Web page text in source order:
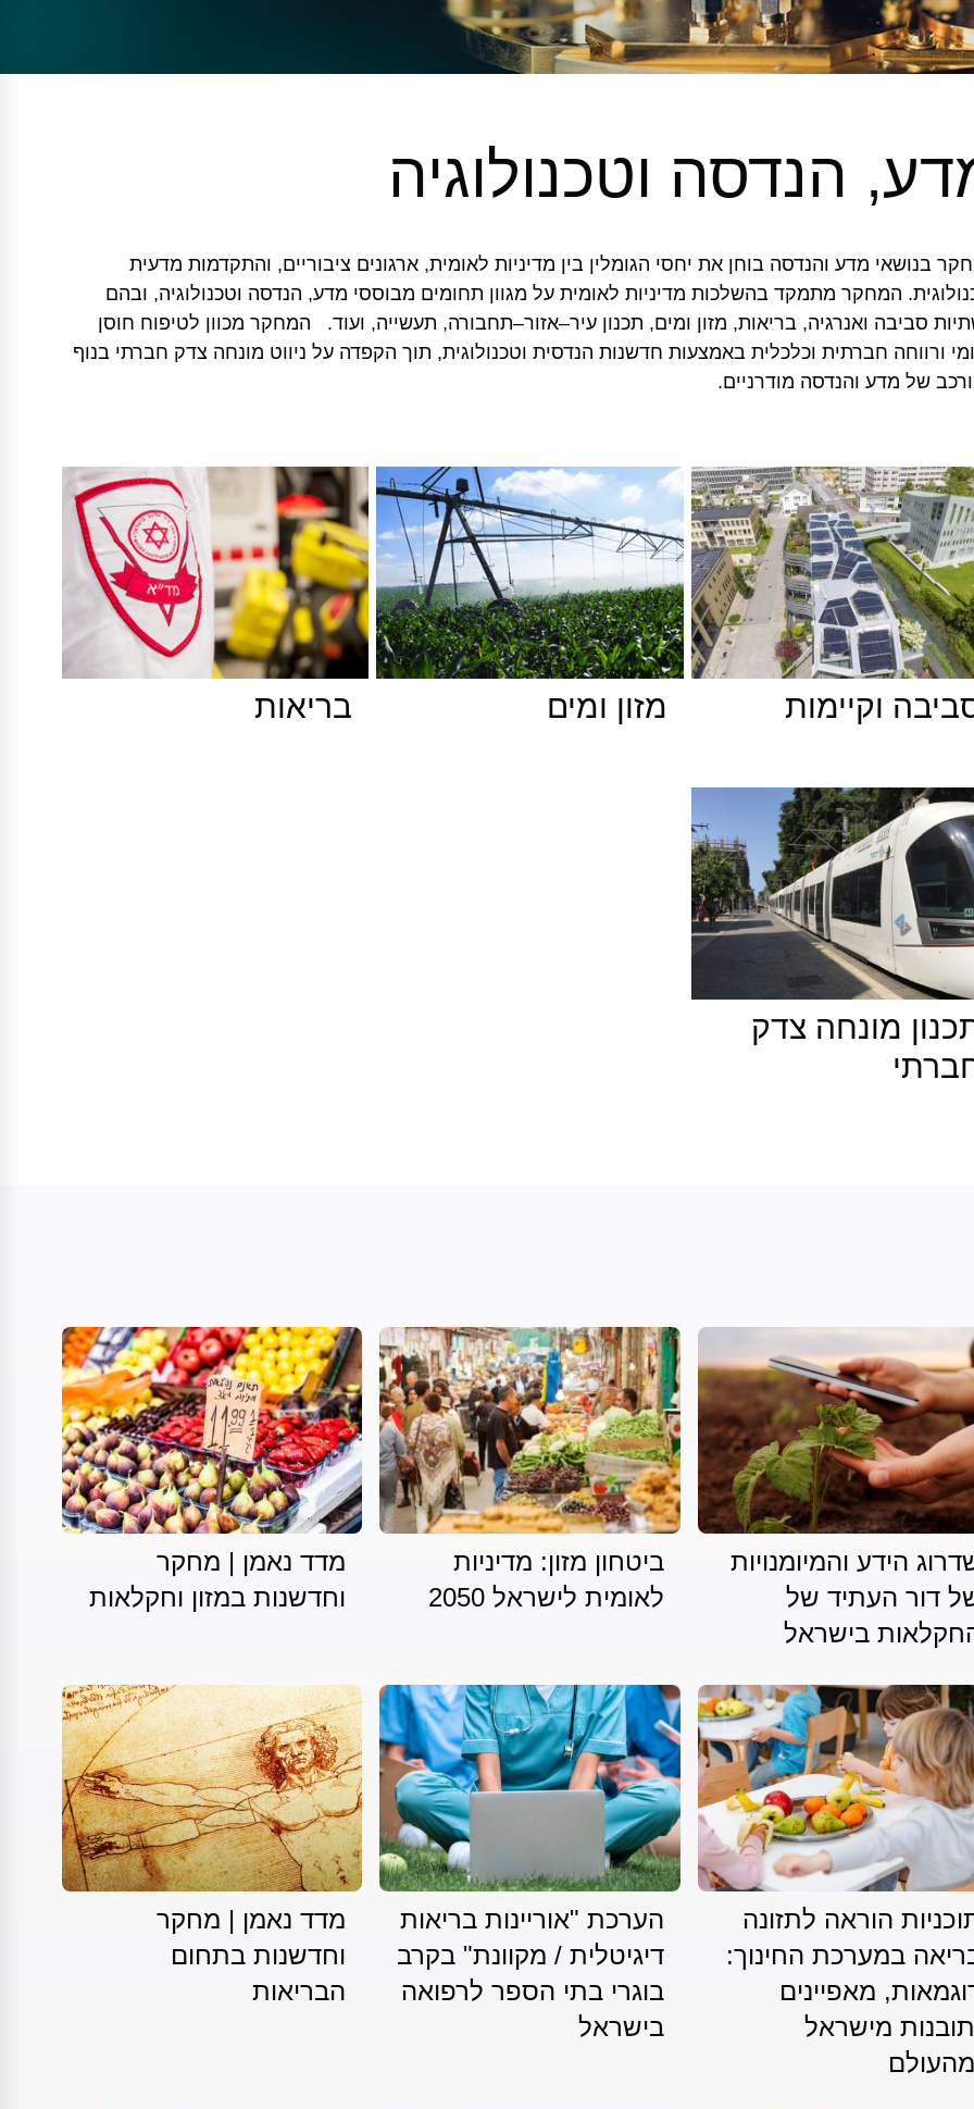
הנדסה וטכנולוגיה
בנושאי מדע והנדסה בוחן את יחסי הגומלין בין מדיניות לאומית, ארגונים ציבוריים, והתקדמות מדעית
המחקר מתמקד בהשלכות מדיניות לאומית על מגוון תחומים מבוססי מדע, הנדסה וטכנולוגיה, ובהם
סביבה ואנרגיה, בריאות, מזון ומים, תכנון עיר–אזור–תחבורה, תעשייה, ועוד. המחקר מכוון לטיפוח חוסן
ורווחה חברתית וכלכלית באמצעות חדשנות הנדסית וטכנולוגית, תוך הקפדה על ניווט מונחה צדק חברתי בנוף
של מדע והנדסה מודרניים.
וקיימות מזון ומים בריאות
מונחה צדק
הידע והמיומנויות
דור העתיד של
בישראל
ביטחון מזון: מדיניות
לאומית לישראל 2050
מדד נאמן | מחקר
וחדשנות במזון וחקלאות
הוראה לתזונה
במערכת החינוך:
מאפיינים
מישראל
הערכת "אוריינות בריאות
דיגיטלית / מקוונת" בקרב
בוגרי בתי הספר לרפואה
בישראל
מדד נאמן | מחקר
וחדשנות בתחום
הבריאות